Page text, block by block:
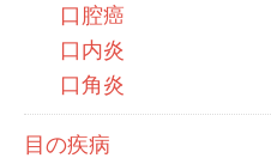
口腔癌
口内炎
口角炎
目の疾病